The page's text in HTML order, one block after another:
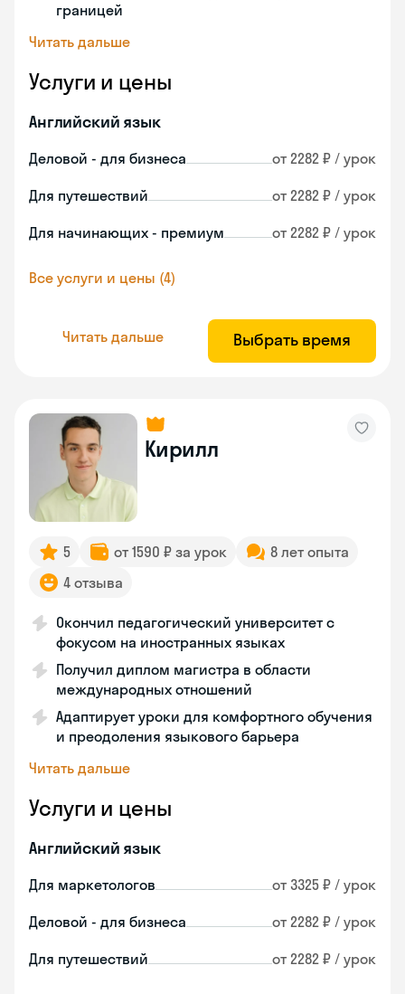
границей
Читать дальше
Услуги и цены
Английский язык
Деловой - для бизнеса от 2282 ₽ / урок
Для путешествий от 2282 ₽ / урок
Для начинающих - премиум от 2282 ₽ / урок
Все услуги и цены (4)
Читать дальше Выбрать время
Кирилл
5 от 1590 ₽ за урок
8 лет опыта
4 отзыва
Окончил педагогический университет с
фокусом на иностранных языках
Получил диплом магистра в области
международных отношений
Адаптирует уроки для комфортного обучения
и преодоления языкового барьера
Читать дальше
Услуги и цены
Английский язык
Для маркетологов от 3325 ₽ / урок
Деловой - для бизнеса от 2282 ₽ / урок
Для путешествий от 2282 ₽ / урок